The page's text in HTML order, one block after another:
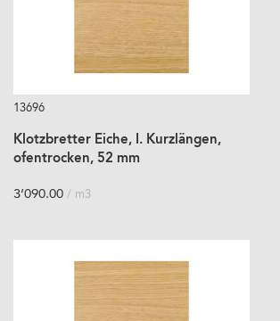
13696
Klotzbretter Eiche, I. Kurzlängen,
ofentrocken, 52 mm
3’090.00 / m3